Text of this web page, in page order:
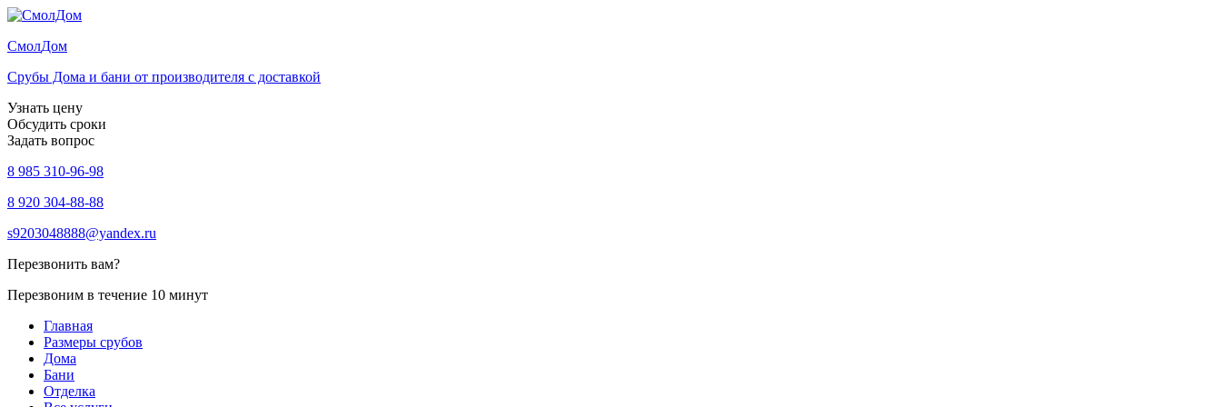
СмолДом
Срубы Дома и бани от производителя с доставкой
Узнать цену
Обсудить сроки
Задать вопрос
8 985 310-96-98
8 920 304-88-88
s9203048888@yandex.ru
Перезвонить вам?
Перезвоним в течение 10 минут
Главная
Размеры срубов
Дома
Бани
Отделка